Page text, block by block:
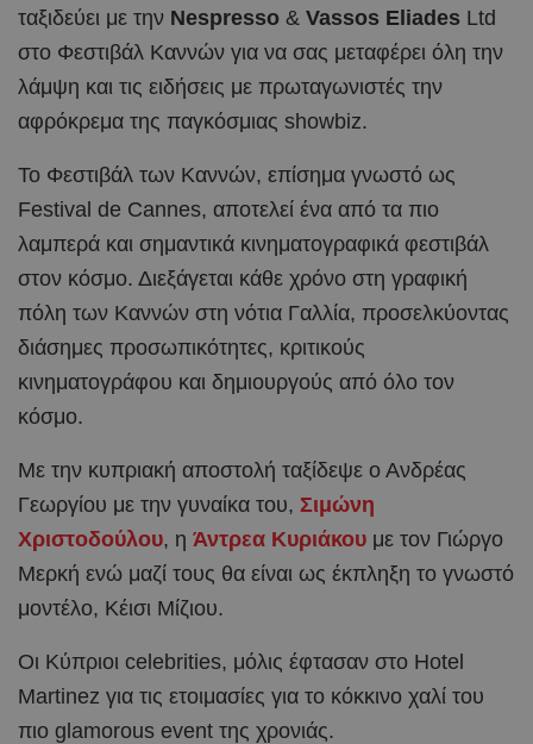
ταξιδεύει με την Nespresso & Vassos Eliades Ltd
στο Φεστιβάλ Καννών για να σας μεταφέρει όλη την
λάμψη και τις ειδήσεις με πρωταγωνιστές την
αφρόκρεμα της παγκόσμιας showbiz.
Το Φεστιβάλ των Καννών, επίσημα γνωστό ως
Festival de Cannes, αποτελεί ένα από τα πιο
λαμπερά και σημαντικά κινηματογραφικά φεστιβάλ
στον κόσμο. Διεξάγεται κάθε χρόνο στη γραφική
πόλη των Καννών στη νότια Γαλλία, προσελκύοντας
διάσημες προσωπικότητες, κριτικούς
κινηματογράφου και δημιουργούς από όλο τον
κόσμο.
Με την κυπριακή αποστολή ταξίδεψε ο Ανδρέας
Γεωργίου με την γυναίκα του, Σιμώνη
Χριστοδούλου, η Άντρεα Κυριάκου με τον Γιώργο
Μερκή ενώ μαζί τους θα είναι ως έκπληξη το γνωστό
μοντέλο, Κέισι Μίζιου.
Οι Κύπριοι celebrities, μόλις έφτασαν στο Hotel
Martinez για τις ετοιμασίες για το κόκκινο χαλί του
πιο glamorous event της χρονιάς.